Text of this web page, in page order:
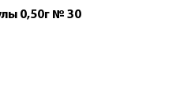
0,50г № 30